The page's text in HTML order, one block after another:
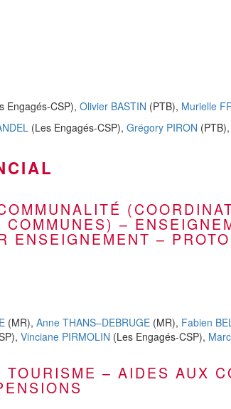
Engagés-CSP), Olivier BASTIN (PTB), Murielle
(Les Engagés-CSP), Grégory PIRON (PTB),
–
–
(MR), Anne THANS–DEBRUGE (MR), Fabien
Vinciane PIRMOLIN (Les Engagés-CSP),
– AIDES AUX